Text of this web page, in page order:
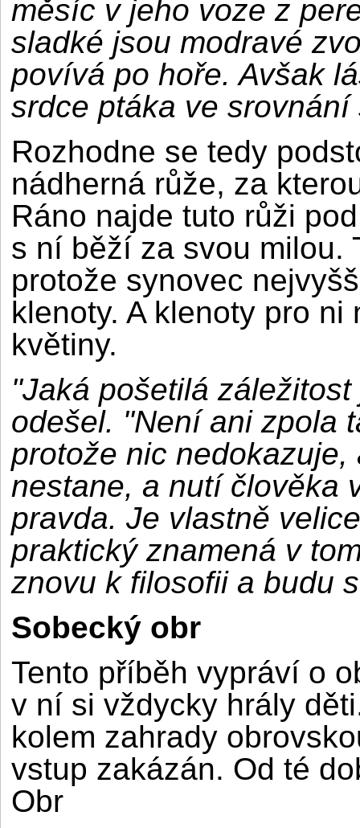
měsíc v jeho voze z
sladké jsou modravé
povívá po hoře. Avšak
srdce ptáka ve
Rozhodne se tedy
nádherná růže, za
Ráno najde tuto růži
s ní běží za svou milou.
protože synovec
klenoty. A klenoty pro
květiny.
"Jaká pošetilá
odešel. "Není ani zpola
protože nic
nestane, a nutí člověka
pravda. Je vlastně
praktický znamená v
znovu k filosofii a budu
Sobecký obr
Tento příběh vypráví o
v ní si vždycky hrály
kolem zahrady
vstup zakázán. Od té
Obr